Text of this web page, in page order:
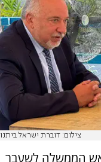
צילום: דוברת ישראל ביתנו
הממשלה לשעבר